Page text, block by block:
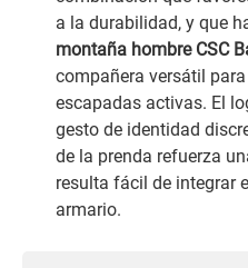
a la durabilidad, y que
montaña hombre CSC
compañera versátil
escapadas activas. El
gesto de identidad
de la prenda refuerza
resulta fácil de integrar
armario.